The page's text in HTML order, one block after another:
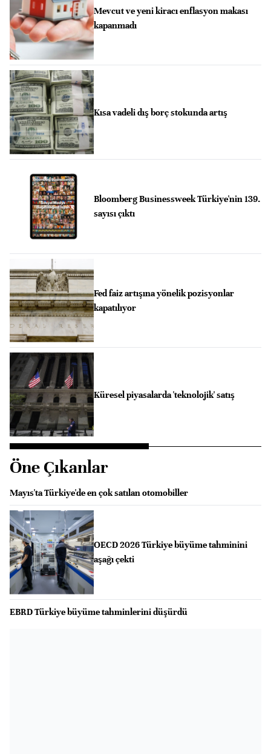
Mevcut ve yeni kiracı enflasyon makası
kapanmadı
Kısa vadeli dış borç stokunda artış
Bloomberg Businessweek Türkiye'nin 139.
sayısı çıktı
Fed faiz artışına yönelik pozisyonlar
kapatılıyor
Küresel piyasalarda 'teknolojik' satış
Öne Çıkanlar
Mayıs'ta Türkiye'de en çok satılan otomobiller
OECD 2026 Türkiye büyüme tahminini
aşağı çekti
EBRD Türkiye büyüme tahminlerini düşürdü